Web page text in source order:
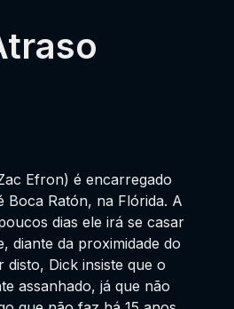
Efron) é encarregado
Boca Ratón, na Flórida. A
dias ele irá se casar
diante da proximidade do
Dick insiste que o
assanhado, já que não